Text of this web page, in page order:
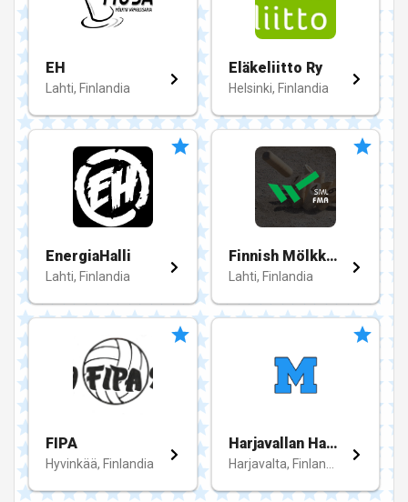
EH
Lahti, Finlandia
Eläkeliitto Ry
Helsinki, Finlandia
EnergiaHalli
Lahti, Finlandia
Finnish Mölkky Association - Mölkkyliitto
Lahti, Finlandia
FIPA
Hyvinkää, Finlandia
Harjavallan Haka ry
Harjavalta, Finlandia